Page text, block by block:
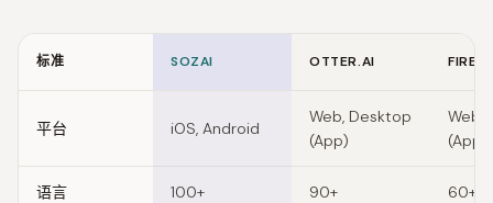
标准 SOZAI OTTER.AI
平台 iOS, Android
Web, Desktop
(App)
Web,
(App)
语言 100+ 90+ 60+